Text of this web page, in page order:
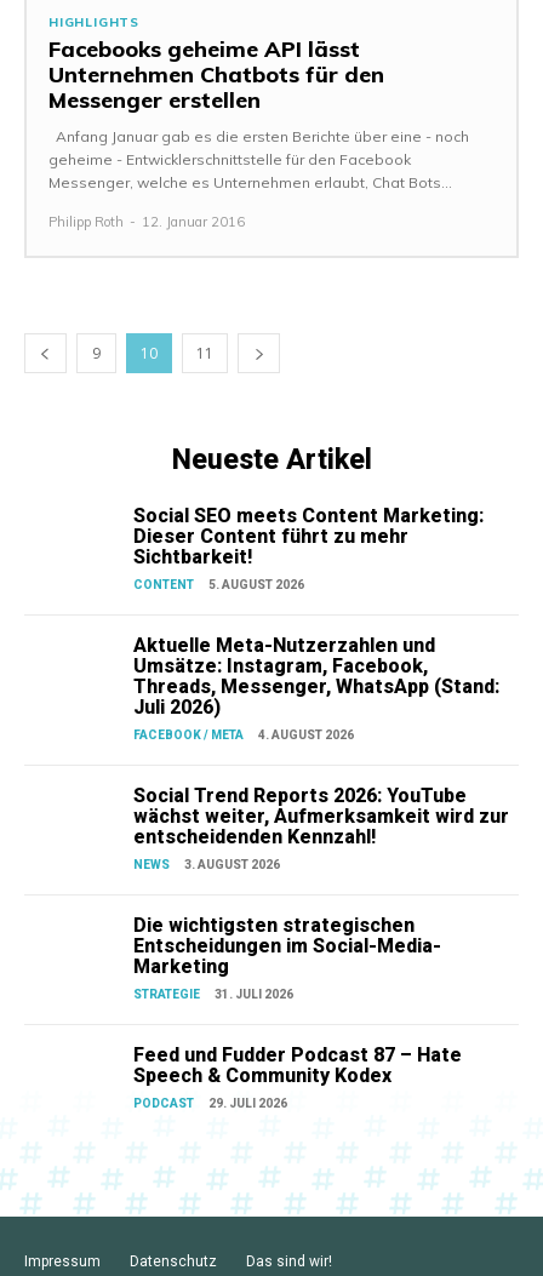
HIGHLIGHTS
Facebooks geheime API lässt
Unternehmen Chatbots für den
Messenger erstellen
geheime - Entwicklerschnittstelle für den Facebook
Messenger, welche es Unternehmen erlaubt, Chat Bots...
Philipp Roth - 12. Januar 2016
9 10 11
Neueste Artikel
Social SEO meets Content Marketing:
Dieser Content führt zu mehr
Sichtbarkeit!
CONTENT 5. AUGUST 2026
Aktuelle Meta-Nutzerzahlen und
Umsätze: Instagram, Facebook,
Threads, Messenger, WhatsApp (Stand:
Juli 2026)
FACEBOOK / META 4. AUGUST 2026
Social Trend Reports 2026: YouTube
wächst weiter, Aufmerksamkeit wird zur
entscheidenden Kennzahl!
NEWS 3. AUGUST 2026
Die wichtigsten strategischen
Entscheidungen im Social-Media-
Marketing
STRATEGIE 31. JULI 2026
Feed und Fudder Podcast 87 – Hate
Speech & Community Kodex
PODCAST 29. JULI 2026
Impressum Datenschutz Das sind wir!